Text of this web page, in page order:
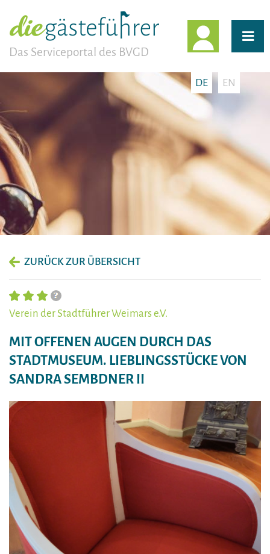
Das Serviceportal des BVGD
DE EN
ZURÜCK ZUR ÜBERSICHT
Verein der Stadtführer Weimars e.V.
MIT OFFENEN AUGEN DURCH DAS
STADTMUSEUM. LIEBLINGSSTÜCKE VON
SANDRA SEMBDNER II